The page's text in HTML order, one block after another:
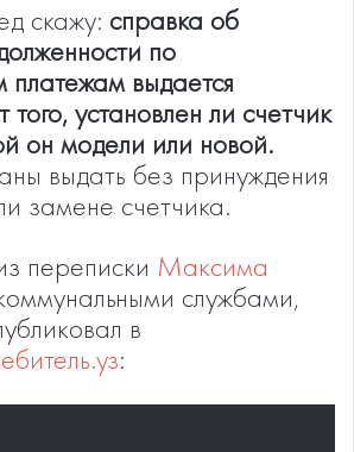
скажу: справка об
по
платежам выдается
установлен ли счетчик
он модели или новой.
выдать без принуждения
замене счетчика.
переписки Максима
службами,
в
: